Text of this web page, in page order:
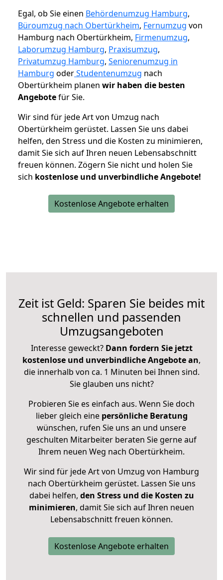
Egal, ob Sie einen Behördenumzug Hamburg,
Büroumzug nach Obertürkheim, Fernumzug von
Hamburg nach Obertürkheim, Firmenumzug,
Laborumzug Hamburg, Praxisumzug,
Privatumzug Hamburg, Seniorenumzug in
Hamburg oderStudentenumzug nach
Obertürkheim planen wir haben die besten
Angebotefür Sie.
Wir sind für jede Art von Umzug nach
Obertürkheim gerüstet. Lassen Sie uns dabei
helfen, den Stress und die Kosten zu minimieren,
damit Sie sich auf Ihren neuen Lebensabschnitt
freuen können. Zögern Sie nicht und holen Sie
sich kostenlose und unverbindliche Angebote!
Kostenlose Angebote erhalten
Zeit ist Geld: Sparen Sie beides mit
schnellen und passenden
Umzugsangeboten
Interesse geweckt? Dann fordern Sie jetzt
kostenlose und unverbindliche Angebote an,
die innerhalb von ca. 1 Minuten bei Ihnen sind.
Sie glauben uns nicht?
Probieren Sie es einfach aus. Wenn Sie doch
lieber gleich eine persönliche Beratung
wünschen, rufen Sie uns an und unsere
geschulten Mitarbeiter beraten Sie gerne auf
Ihrem neuen Weg nach Obertürkheim.
Wir sind für jede Art von Umzug von Hamburg
nach Obertürkheim gerüstet. Lassen Sie uns
dabei helfen, den Stress und die Kosten zu
minimieren, damit Sie sich auf Ihren neuen
Lebensabschnitt freuen können.
Kostenlose Angebote erhalten